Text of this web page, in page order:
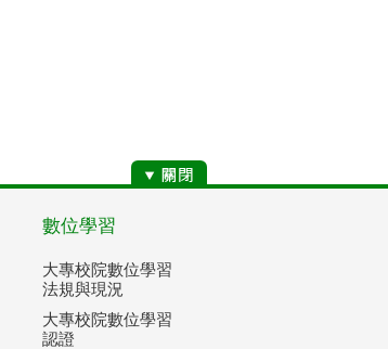
數位學習
大專校院數位學習
法規與現況
大專校院數位學習
認證